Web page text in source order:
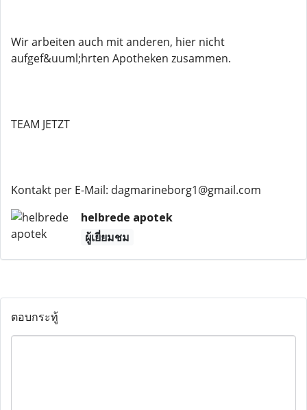
Wir arbeiten auch mit anderen, hier nicht
aufgef&uuml;hrten Apotheken zusammen.
TEAM JETZT
Kontakt per E-Mail: dagmarineborg1@gmail.com
helbrede apotek
ผู้เยี่ยมชม
ตอบกระทู้